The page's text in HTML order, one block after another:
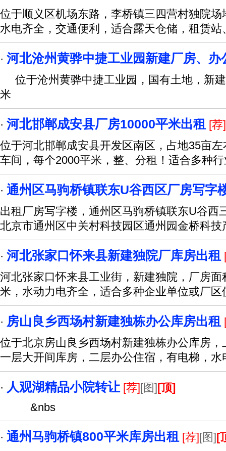
位于顺义区机场东路，李桥镇三四营村独院
水电齐全，交通便利，适合露天仓储，租赁
· 河北沧州黄骅中捷工业园新建厂房、办
位于沧州黄骅中捷工业园，国有土地，新
米
· 河北邯郸成安县厂房10000平米出租 [荐]
位于河北邯郸成安县开发区南区，占地35亩
车间，每个2000平米，整、分租！适合多种
· 通州区马驹桥镇联东U谷西区厂房写字
出租厂房写字楼，通州区马驹桥镇联东U谷西
北京市通州区中关村科技园区通州园金桥科技
· 河北张家口怀来县新建独院厂库房出租
河北张家口怀来县工业街，新建独院，厂房
米，水动力电齐全，适合多种企业单位或厂区
· 房山良乡西场村新建独栋办公库房出租
位于北京房山良乡西场村新建独栋办公库房
一层大开间库房，二层办公住宿，有电梯，
· 人观湖精品小院转让 [荐][图][顶]
&nbs
· 通州马驹桥镇800平米库房出租 [荐][图][